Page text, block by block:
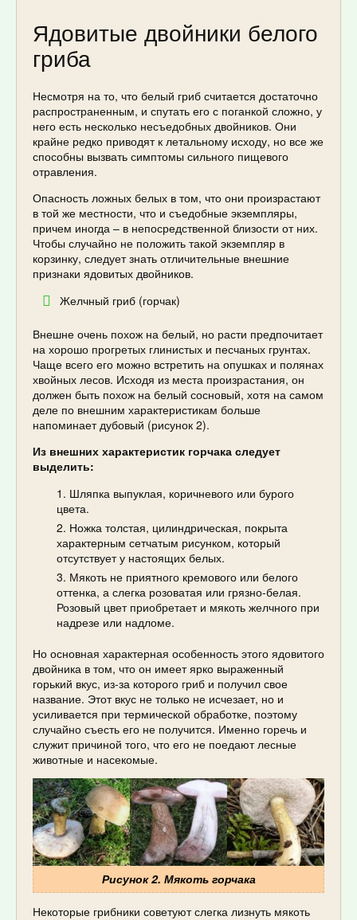
Ядовитые двойники белого
гриба
Несмотря на то, что белый гриб считается достаточно
распространенным, и спутать его с поганкой сложно, у
него есть несколько несъедобных двойников. Они
крайне редко приводят к летальному исходу, но все же
способны вызвать симптомы сильного пищевого
отравления.
Опасность ложных белых в том, что они произрастают
в той же местности, что и съедобные экземпляры,
причем иногда – в непосредственной близости от них.
Чтобы случайно не положить такой экземпляр в
корзинку, следует знать отличительные внешние
признаки ядовитых двойников.
Желчный гриб (горчак)
Внешне очень похож на белый, но расти предпочитает
на хорошо прогретых глинистых и песчаных грунтах.
Чаще всего его можно встретить на опушках и полянах
хвойных лесов. Исходя из места произрастания, он
должен быть похож на белый сосновый, хотя на самом
деле по внешним характеристикам больше
напоминает дубовый (рисунок 2).
Из внешних характеристик горчака следует
выделить:
Шляпка выпуклая, коричневого или бурого
цвета.
Ножка толстая, цилиндрическая, покрыта
характерным сетчатым рисунком, который
отсутствует у настоящих белых.
Мякоть не приятного кремового или белого
оттенка, а слегка розоватая или грязно-белая.
Розовый цвет приобретает и мякоть желчного при
надрезе или надломе.
Но основная характерная особенность этого ядовитого
двойника в том, что он имеет ярко выраженный
горький вкус, из-за которого гриб и получил свое
название. Этот вкус не только не исчезает, но и
усиливается при термической обработке, поэтому
случайно съесть его не получится. Именно горечь и
служит причиной того, что его не поедают лесные
животные и насекомые.
Рисунок 2. Мякоть горчака
Некоторые грибники советуют слегка лизнуть мякоть